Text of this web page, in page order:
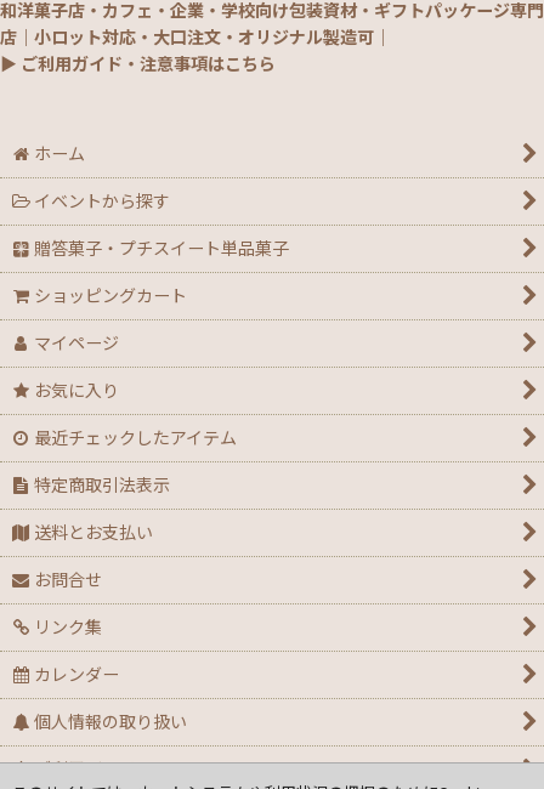
和洋菓子店・カフェ・企業・学校向け包装資材・ギフトパッケージ専門
店｜小ロット対応・大口注文・オリジナル製造可｜
▶ ご利用ガイド・注意事項はこちら
ホーム
イベントから探す
贈答菓子・プチスイート単品菓子
ショッピングカート
マイページ
お気に入り
最近チェックしたアイテム
特定商取引法表示
送料とお支払い
お問合せ
リンク集
カレンダー
個人情報の取り扱い
ご利用ガイド